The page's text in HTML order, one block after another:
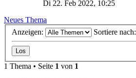
Di 22. Feb 2022, 10:25
Neues Thema
Anzeigen:
Sortiere nach:
1 Thema • Seite 1 von 1